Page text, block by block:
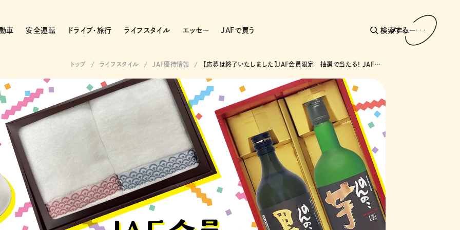
車 安全運転 ドライブ・旅行 ライフスタイル エッセー JAFで買う 検索する
メニュー
トップ ライフスタイル JAF優待情報 【応募は終了いたしました】JAF会員限定 抽選で当たる！ JAF会員優待施設からのプレゼント